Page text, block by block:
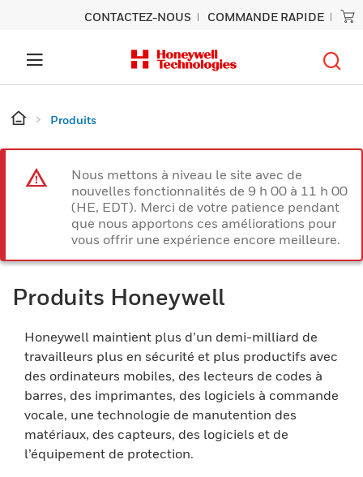
CONTACTEZ-NOUS COMMANDE RAPIDE
Produits
Nous mettons à niveau le site avec de
nouvelles fonctionnalités de 9 h 00 à 11 h 00
(HE, EDT). Merci de votre patience pendant
que nous apportons ces améliorations pour
vous offrir une expérience encore meilleure.
Produits Honeywell
Honeywell maintient plus d’un demi-milliard de
travailleurs plus en sécurité et plus productifs avec
des ordinateurs mobiles, des lecteurs de codes à
barres, des imprimantes, des logiciels à commande
vocale, une technologie de manutention des
matériaux, des capteurs, des logiciels et de
l’équipement de protection.